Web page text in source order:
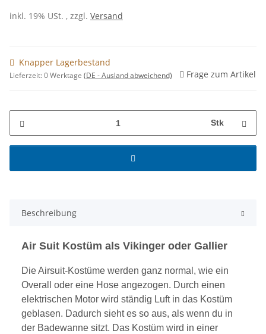
inkl. 19% USt. , zzgl. Versand
Knapper Lagerbestand
Lieferzeit:0 Werktage (DE - Ausland abweichend) Frage zum Artikel
Stk
Beschreibung
Air Suit Kostüm als Vikinger oder Gallier
Die Airsuit-Kostüme werden ganz normal, wie ein
Overall oder eine Hose angezogen. Durch einen
elektrischen Motor wird ständig Luft in das Kostüm
geblasen. Dadurch sieht es so aus, als wenn du in
der Badewanne sitzt. Das Kostüm wird in einer